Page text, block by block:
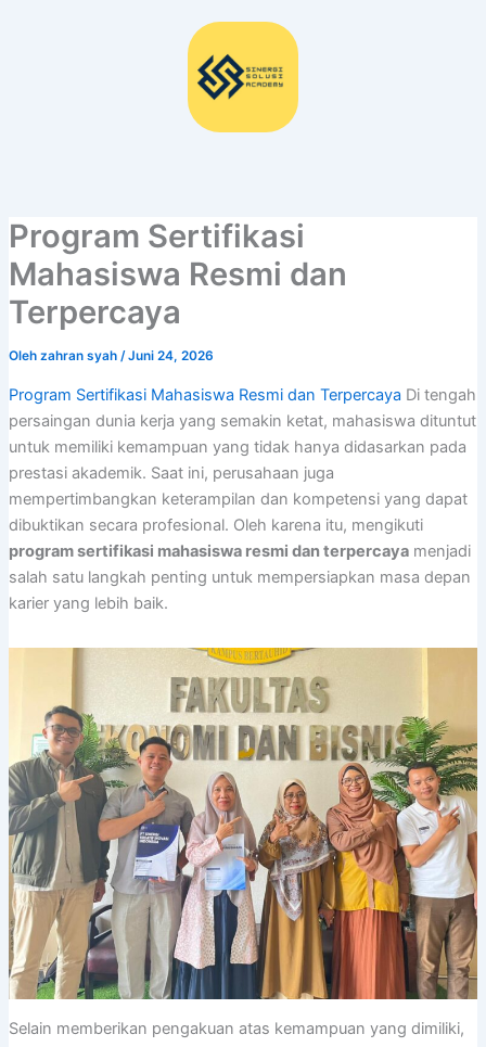
Program Sertifikasi
Mahasiswa Resmi dan
Terpercaya
Oleh zahran syah /Juni 24, 2026
Program Sertifikasi Mahasiswa Resmi dan Terpercaya Di tengah
persaingan dunia kerja yang semakin ketat, mahasiswa dituntut
untuk memiliki kemampuan yang tidak hanya didasarkan pada
prestasi akademik. Saat ini, perusahaan juga
mempertimbangkan keterampilan dan kompetensi yang dapat
dibuktikan secara profesional. Oleh karena itu, mengikuti
program sertifikasi mahasiswa resmi dan terpercayamenjadi
salah satu langkah penting untuk mempersiapkan masa depan
karier yang lebih baik.
Selain memberikan pengakuan atas kemampuan yang dimiliki,